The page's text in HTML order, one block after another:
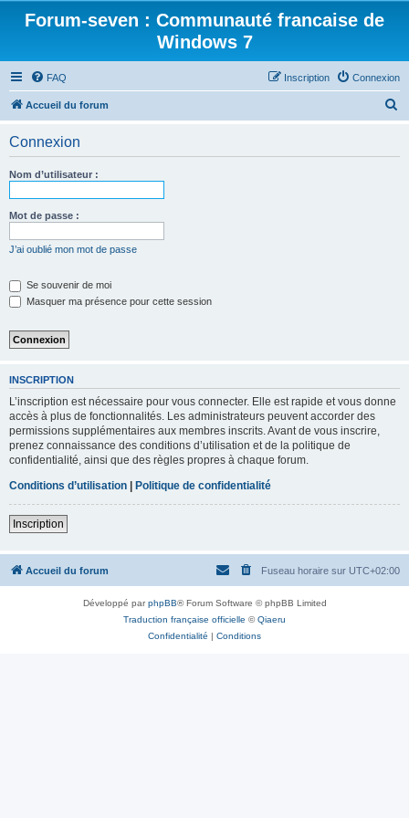
Forum-seven : Communauté francaise de
Windows 7
FAQ Connexion
Inscription
Accueil du forum
Connexion
Nom d’utilisateur :
Mot de passe :
J’ai oublié mon mot de passe
Se souvenir de moi
Masquer ma présence pour cette session
INSCRIPTION
L’inscription est nécessaire pour vous connecter. Elle est rapide et vous donne
accès à plus de fonctionnalités. Les administrateurs peuvent accorder des
permissions supplémentaires aux membres inscrits. Avant de vous inscrire,
prenez connaissance des conditions d’utilisation et de la politique de
confidentialité, ainsi que des règles propres à chaque forum.
Conditions d’utilisation | Politique de confidentialité
Inscription
Accueil du forum Fuseau horaire sur UTC+02:00
Développé parphpBB® Forum Software © phpBB Limited
Traduction française officielle ©Qiaeru
Confidentialité | Conditions